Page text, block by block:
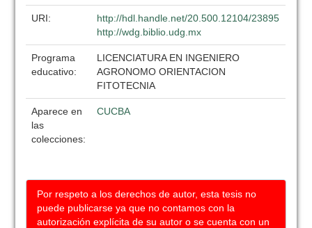
URI:
http://hdl.handle.net/20.500.12104/23895
http://wdg.biblio.udg.mx
Programa
educativo:
LICENCIATURA EN INGENIERO
AGRONOMO ORIENTACION
FITOTECNIA
Aparece en
las
colecciones:
CUCBA
Por respeto a los derechos de autor, esta tesis no
puede publicarse ya que no contamos con la
autorización explícita de su autor o se cuenta con un